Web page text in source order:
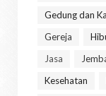
Gedung dan
Gereja
Jasa
Kesehatan